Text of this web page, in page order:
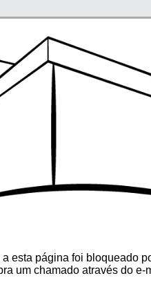
esta página foi bloqueado
um chamado através do e-